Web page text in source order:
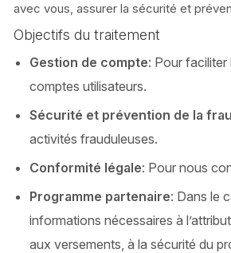
avec vous, assurer la sécurité et
Objectifs du traitement
Gestion de compte: Pour faciliter
comptes utilisateurs.
Sécurité et prévention de la
activités frauduleuses.
Conformité légale: Pour nous
Programme partenaire: Dans le
informations nécessaires à
aux versements, à la sécurité du